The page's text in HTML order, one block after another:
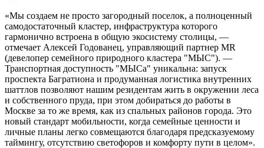
«Мы создаем не просто загородный поселок, а полноценный
самодостаточный кластер, инфраструктура которого
гармонично встроена в общую экосистему столицы, —
отмечает Алексей Годованец, управляющий партнер MR
(девелопер семейного природного кластера "МЫС"). —
Транспортная доступность "МЫСа" уникальна: запуск
проспекта Багратиона и продуманная логистика внутренних
шаттлов позволяют нашим резидентам жить в окружении леса
и собственного пруда, при этом добираться до работы в
Москве за то же время, как из спальных районов города. Это
новый стандарт мобильности, когда семейные ценности и
личные планы легко совмещаются благодаря предсказуемому
таймингу, отсутствию светофоров и комфорту пути в целом».